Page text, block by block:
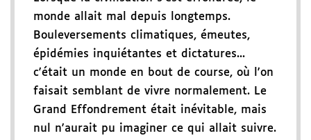
monde allait mal depuis longtemps.
Bouleversements climatiques, émeutes,
épidémies inquiétantes et dictatures...
c'était un monde en bout de course, où l'on
faisait semblant de vivre normalement. Le
Grand Effondrement était inévitable, mais
nul n'aurait pu imaginer ce qui allait suivre.